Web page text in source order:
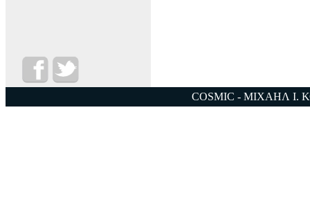
COSMIC - ΜΙΧΑΗΛ Ι.